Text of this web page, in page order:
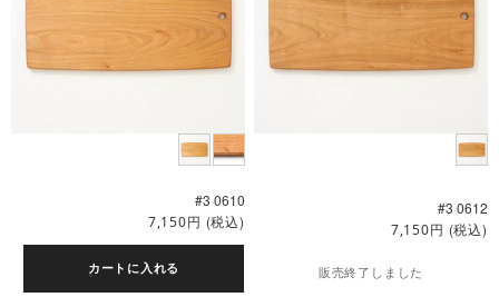
#3 0610
7,150円 (税込)
カートに入れる
#3 0612
7,150円 (税込)
販売終了しました